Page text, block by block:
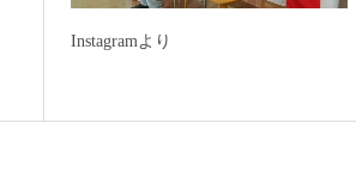
Instagramより